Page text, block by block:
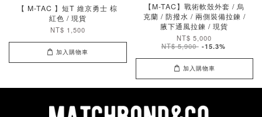
【 M-TAC 】短T 維京勇士 棕
紅色 / 現貨
NT$ 1,500
加入購物車
【M-TAC】戰術軟殼外套 / 烏
克蘭 / 防撥水 / 兩側裝備拉鍊 /
腋下通風拉鍊 / 現貨
NT$ 5,000
NT$ 5,900 -15.3%
加入購物車